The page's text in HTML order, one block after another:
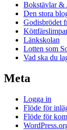
Bokstävlar &
Den stora
Godisbrödet
Länkskolan
Lotten som
Vad ska du
Meta
Logga in
Flöde för
Flöde för